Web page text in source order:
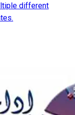
different